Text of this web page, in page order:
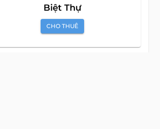
Biệt Thự
CHO THUÊ